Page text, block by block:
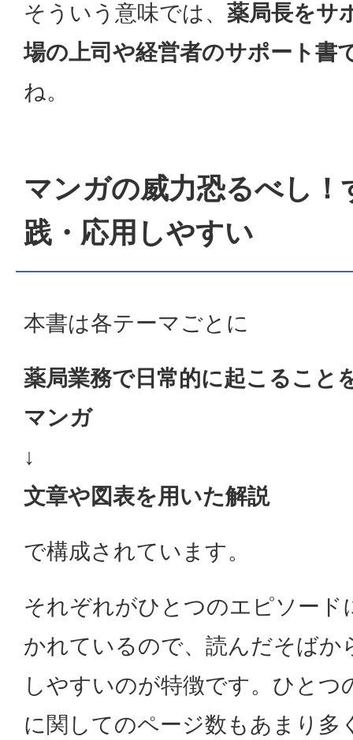
そういう意味では、 薬局長をサ
場の上司や経営者のサポート書
ね。
マンガの威力恐るべし！
践・応用しやすい
本書は各テーマごとに
薬局業務で日常的に起こること
マンガ
↓
文章や図表を用いた解説
で構成されています。
それぞれがひとつのエピソード
かれているので、読んだそばか
しやすいのが特徴です。ひとつ
に関してのページ数もあまり多